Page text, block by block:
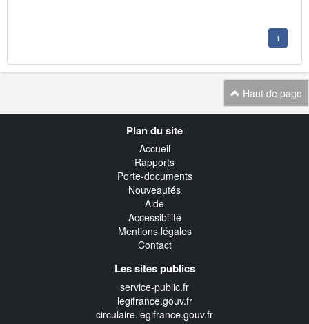
1
Haut de page
Plan du site
Accueil
Rapports
Porte-documents
Nouveautés
Aide
Accessibilité
Mentions légales
Contact
Les sites publics
service-public.fr
legifrance.gouv.fr
circulaire.legifrance.gouv.fr